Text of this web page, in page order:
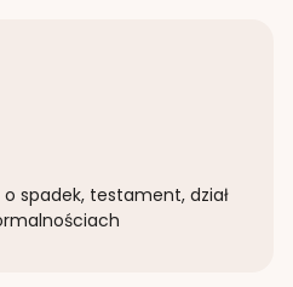
spadek, testament, dział